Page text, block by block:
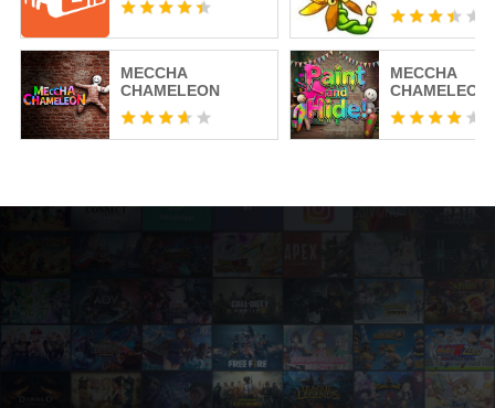
MECCHA
CHAMELEON
MECCHA
CHAMELEON